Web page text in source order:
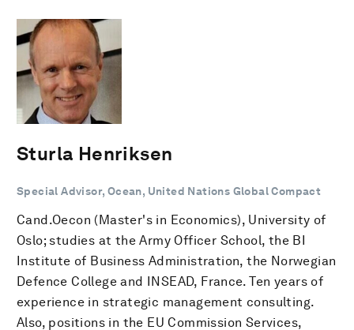
Sturla Henriksen
Special Advisor, Ocean, United Nations Global Compact
Cand.Oecon (Master's in Economics), University of
Oslo; studies at the Army Officer School, the BI
Institute of Business Administration, the Norwegian
Defence College and INSEAD, France. Ten years of
experience in strategic management consulting.
Also, positions in the EU Commission Services,